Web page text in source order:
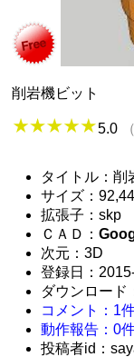
削岩機ビット
5.0
タイトル：削
サイズ：
拡張子：skp
ＣＡＤ：
次元：3D
登録日：
ダウンロード
コメント：1
動作報告：0
投稿者id：